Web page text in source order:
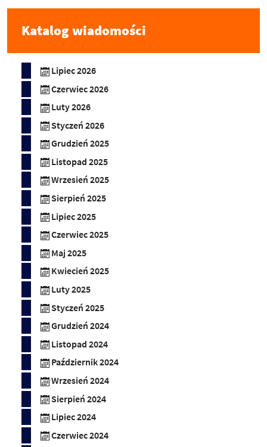
Katalog wiadomości
Lipiec 2026
Czerwiec 2026
Luty 2026
Styczeń 2026
Grudzień 2025
Listopad 2025
Wrzesień 2025
Sierpień 2025
Lipiec 2025
Czerwiec 2025
Maj 2025
Kwiecień 2025
Luty 2025
Styczeń 2025
Grudzień 2024
Listopad 2024
Październik 2024
Wrzesień 2024
Sierpień 2024
Lipiec 2024
Czerwiec 2024